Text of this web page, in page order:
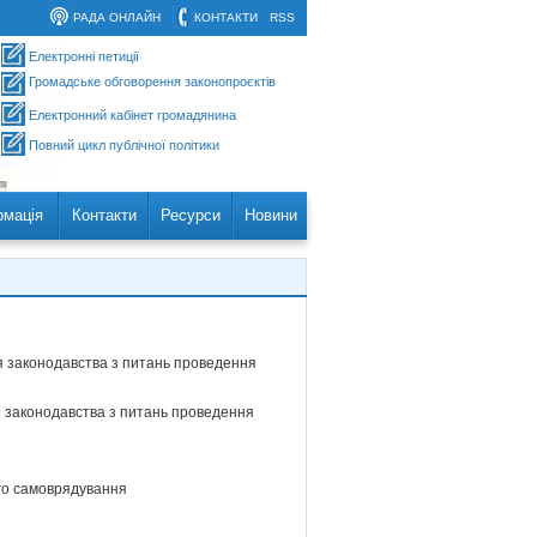
RSS
КОНТАКТИ
РАДА ОНЛАЙН
Електронні петиції
Громадське обговорення законопроєктів
Електронний кабінет громадянина
Повний цикл публічної політики
Контакти Ресурси Новини
законодавства з питань проведення
з питань проведення
самоврядування